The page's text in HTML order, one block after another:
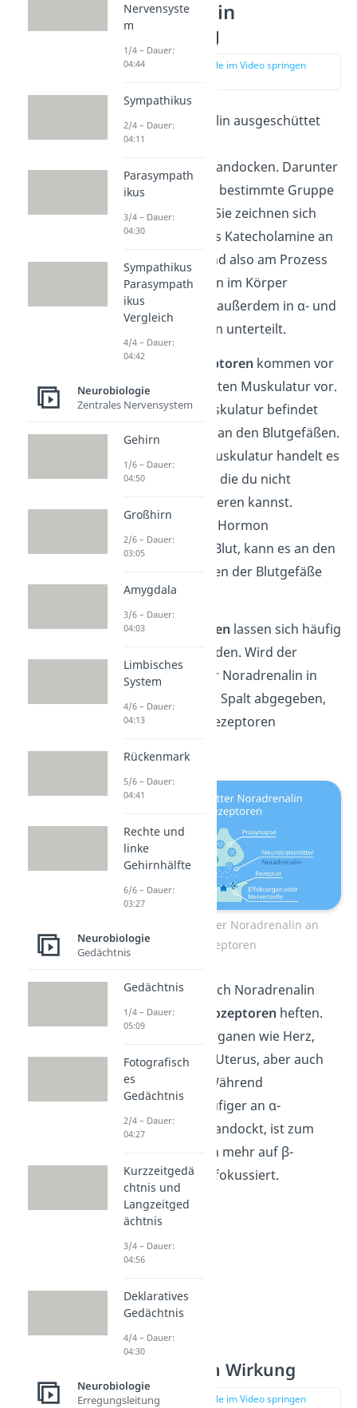
Noradrenalin
Freisetzung
zur Stelle im Video springen
Wenn Noradrenalin ausgeschüttet
wird, kann es an
Adrenozeptoren
andocken. Darunter
verstehst du eine bestimmte Gruppe
vonRezeptoren
Sie zeichnen sich
dadurch aus, dass Katecholamine an
sie binden. Sie sind also am Prozess
der Stressreaktion im Körper
beteiligt. Sie sind außerdem in α- und
β-Adrenozeptoren unterteilt.
Dieα -Adrenozeptoren kommen vor
allem auf der glatten Muskulatur vor.
Diese Art der Muskulatur befindet
sich zum Beispiel an den Blutgefäßen.
Bei der glatten Muskulatur handelt es
sich um Muskeln, die du nicht
bewusst kontrollieren kannst.
Befindet sich das Hormon
Noradrenalin im Blut, kann es an den
-Adrenozeptoren der Blutgefäße
andocken.
2-Adrenozeptoren lassen sich häufig
auf Neuronen finden. Wird der
Neurotransmitter Noradrenalin in
den synaptischen Spalt abgegeben,
kann er an den Rezeptoren
Neurotransmitter Noradrenalin an
Rezeptoren
Prinzipiell kann sich Noradrenalin
auch anβ-Adrenozeptoren heften.
Diese sitzen in Organen wie Herz,
Niere, Darm und Uterus, aber auch
im Fettgewebe. Während
Noradrenalin häufiger an α-
Adrenozeptoren andockt, ist zum
Beispiel Adrenalin mehr auf β-
Adrenozeptoren fokussiert.
Noradrenalin Wirkung
zur Stelle im Video springen
Nervensyste
m
1/4 – Dauer:
04:44
Sympathikus
2/4 – Dauer:
04:11
Parasympath
ikus
3/4 – Dauer:
04:30
Sympathikus
Parasympath
ikus
Vergleich
4/4 – Dauer:
04:42
Neurobiologie
Zentrales Nervensystem
Gehirn
1/6 – Dauer:
04:50
Großhirn
2/6 – Dauer:
03:05
Amygdala
3/6 – Dauer:
04:03
Limbisches
System
4/6 – Dauer:
04:13
Rückenmark
5/6 – Dauer:
04:41
Rechte und
linke
Gehirnhälfte
6/6 – Dauer:
03:27
Neurobiologie
Gedächtnis
Gedächtnis
1/4 – Dauer:
05:09
Fotografisch
es
Gedächtnis
2/4 – Dauer:
04:27
Kurzzeitgedä
chtnis und
Langzeitged
ächtnis
3/4 – Dauer:
04:56
Deklaratives
Gedächtnis
4/4 – Dauer:
04:30
Neurobiologie
Erregungsleitung